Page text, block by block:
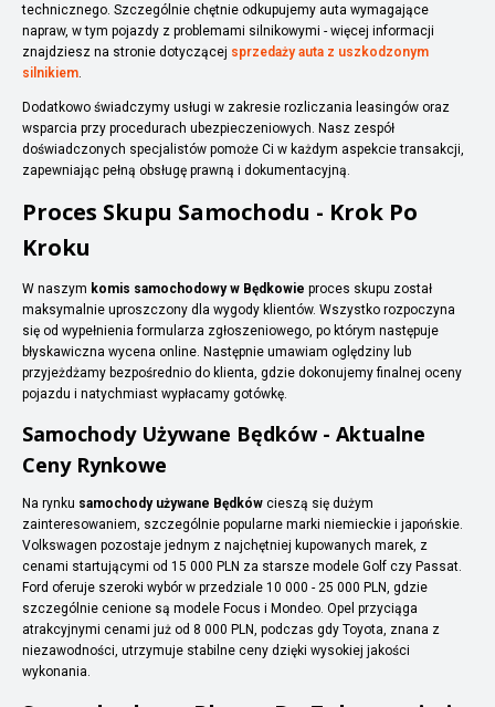
technicznego. Szczególnie chętnie odkupujemy auta wymagające
napraw, w tym pojazdy z problemami silnikowymi - więcej informacji
znajdziesz na stronie dotyczącej sprzedaży auta z uszkodzonym
silnikiem.
Dodatkowo świadczymy usługi w zakresie rozliczania leasingów oraz
wsparcia przy procedurach ubezpieczeniowych. Nasz zespół
doświadczonych specjalistów pomoże Ci w każdym aspekcie transakcji,
zapewniając pełną obsługę prawną i dokumentacyjną.
Proces Skupu Samochodu - Krok Po
Kroku
W naszym komis samochodowy w Będkowie proces skupu został
maksymalnie uproszczony dla wygody klientów. Wszystko rozpoczyna
się od wypełnienia formularza zgłoszeniowego, po którym następuje
błyskawiczna wycena online. Następnie umawiam oględziny lub
przyjeżdżamy bezpośrednio do klienta, gdzie dokonujemy finalnej oceny
pojazdu i natychmiast wypłacamy gotówkę.
Samochody Używane Będków - Aktualne
Ceny Rynkowe
Na rynku samochody używane Będków cieszą się dużym
zainteresowaniem, szczególnie popularne marki niemieckie i japońskie.
Volkswagen pozostaje jednym z najchętniej kupowanych marek, z
cenami startującymi od 15 000 PLN za starsze modele Golf czy Passat.
Ford oferuje szeroki wybór w przedziale 10 000 - 25 000 PLN, gdzie
szczególnie cenione są modele Focus i Mondeo. Opel przyciąga
atrakcyjnymi cenami już od 8 000 PLN, podczas gdy Toyota, znana z
niezawodności, utrzymuje stabilne ceny dzięki wysokiej jakości
wykonania.